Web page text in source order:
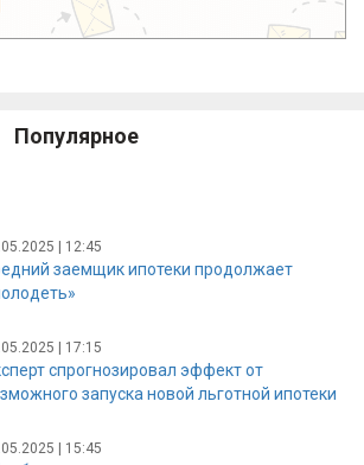
Популярное
| 12:45
заемщик ипотеки продолжает
| 17:15
спрогнозировал эффект от
запуска новой льготной ипотеки
| 15:45